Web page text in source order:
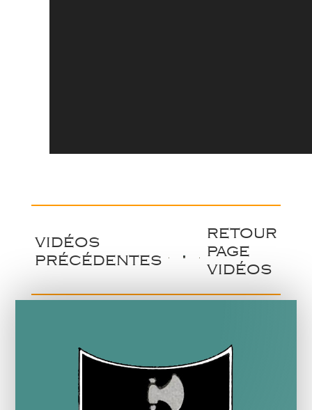
vidéos
précédentes
retour
page
vidéos